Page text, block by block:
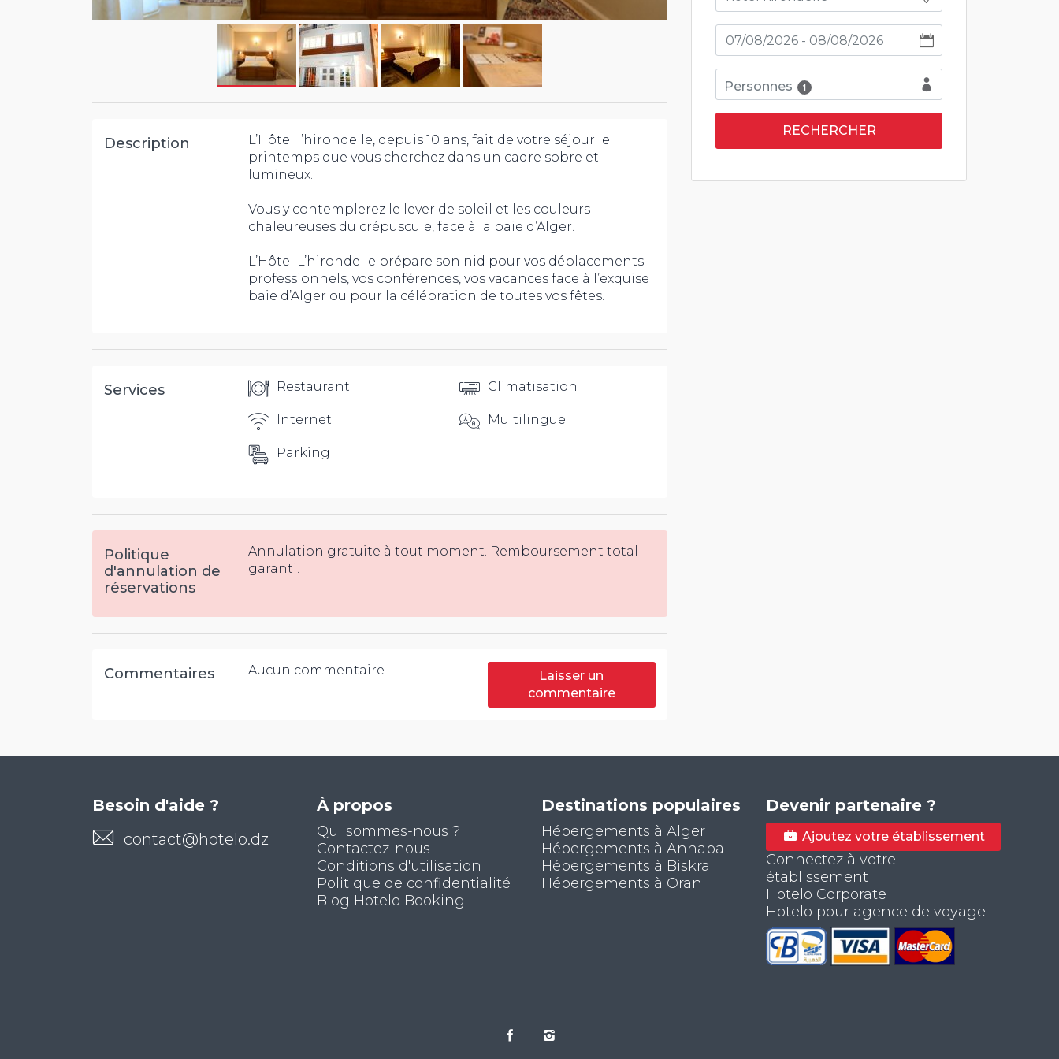
Description
L’Hôtel l’hirondelle, depuis 10 ans, fait de votre séjour le
printemps que vous cherchez dans un cadre sobre et
lumineux.
Vous y contemplerez le lever de soleil et les couleurs
chaleureuses du crépuscule, face à la baie d’Alger.
L’Hôtel L’hirondelle prépare son nid pour vos déplacements
professionnels, vos conférences, vos vacances face à l’exquise
baie d’Alger ou pour la célébration de toutes vos fêtes.
Services Restaurant
Internet
Parking
Climatisation
Multilingue
Politique
d'annulation de
réservations
Annulation gratuite à tout moment. Remboursement total
garanti.
Commentaires Aucun commentaire
Laisser un
commentaire
Personnes 1
Besoin d'aide ?
contact@hotelo.dz
À propos
Qui sommes-nous ?
Contactez-nous
Conditions d'utilisation
Politique de confidentialité
Blog Hotelo Booking
Destinations populaires
Hébergements à Alger
Hébergements à Annaba
Hébergements à Biskra
Hébergements à Oran
Devenir partenaire ?
Ajoutez votre établissement
Connectez à votre
établissement
Hotelo Corporate
Hotelo pour agence de voyage